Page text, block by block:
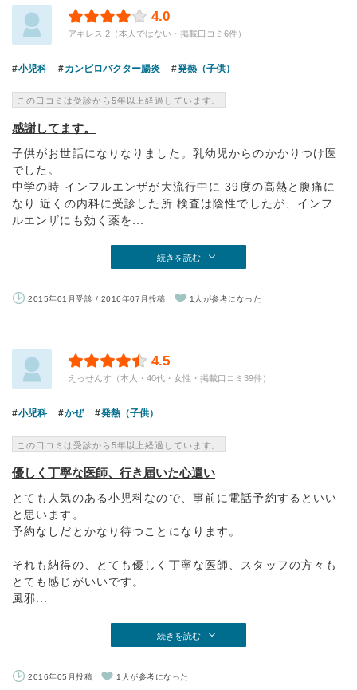
4.0
アキレス 2（本人ではない・掲載口コミ6件）
小児科 カンピロバクター腸炎 発熱（子供）
この口コミは受診から5年以上経過しています。
感謝してます。
子供がお世話になりなりました。乳幼児からのかかりつけ医
でした。
中学の時 インフルエンザが大流行中に 39度の高熱と腹痛に
なり 近くの内科に受診した所 検査は陰性でしたが、インフ
ルエンザにも効く薬を...
続きを読む
2015年01月受診 / 2016年07月投稿 1人が参考になった
4.5
えっせんす（本人・40代・女性・掲載口コミ39件）
小児科 かぜ 発熱（子供）
この口コミは受診から5年以上経過しています。
優しく丁寧な医師、行き届いた心遣い
とても人気のある小児科なので、事前に電話予約するといい
と思います。
予約なしだとかなり待つことになります。
それも納得の、とても優しく丁寧な医師、スタッフの方々も
とても感じがいいです。
風邪...
続きを読む
2016年05月投稿 1人が参考になった